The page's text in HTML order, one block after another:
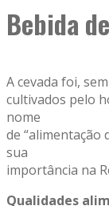
Bebida
A cevada foi,
cultivados pelo
nome
de “alimentação
sua
importância na
Qualidades